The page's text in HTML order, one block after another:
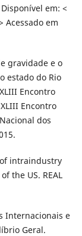
Disponível em: <
Acessado em
gravidade e o
estado do Rio
Encontro
Encontro
dos
of intraindustry
the US. REAL
Internacionais e
Geral.